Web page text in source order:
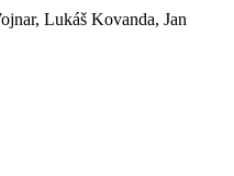
Lukáš Kovanda, Jan